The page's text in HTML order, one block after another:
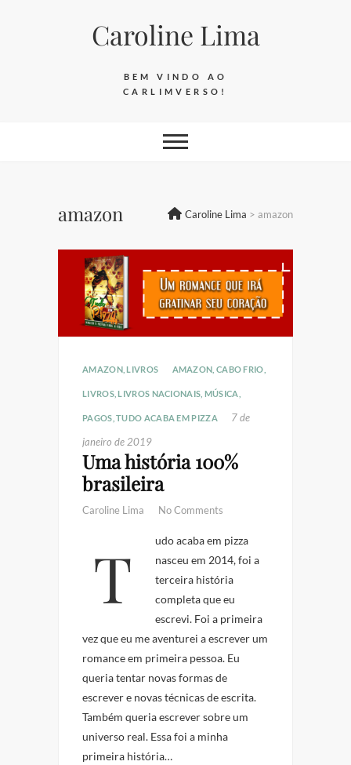
Caroline Lima
BEM VINDO AO
CARLIMVERSO!
amazon Caroline Lima > amazon
AMAZON,LIVROS AMAZON CABO FRIO
LIVROS,LIVROS NACIONAIS MÚSICA
PAGOS ,TUDO ACABA EM PIZZA
7 de
janeiro de 2019
Uma história 100%
brasileira
Caroline Lima No Comments
Tudo acaba em pizza
nasceu em 2014, foi a
terceira história
completa que eu
escrevi. Foi a primeira
vez que eu me aventurei a escrever um
romance em primeira pessoa. Eu
queria tentar novas formas de
escrever e novas técnicas de escrita.
Também queria escrever sobre um
universo real. Essa foi a minha
primeira história…